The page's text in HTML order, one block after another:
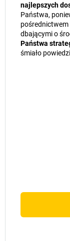
najlepszych
Państwa,
dbającymi o
Państwa
śmiało